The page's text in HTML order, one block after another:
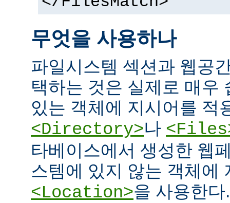
무엇을 사용하나
파일시스템 섹션과 웹공
택하는 것은 실제로 매우
있는 객체에 지시어를 적
<Directory>나
타베이스에서 생성한 웹
스템에 있지 않는 객체에
<Location>을 사용한다.